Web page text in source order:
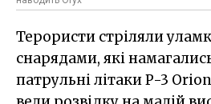
Терористи стріляли
снарядами, які
патрульні літаки P-3